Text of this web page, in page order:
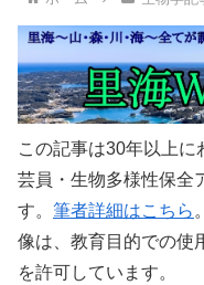
この記事は30年以上
芸員・生物多様性保全
す。 筆者詳細はこちら
像は、教育目的での使
を許可しています。